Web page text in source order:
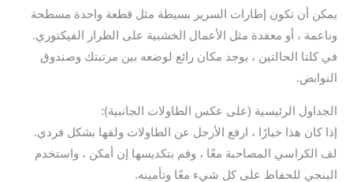
يمكن أن تكون إطارات السرير بسيطة مثل قطعة واحدة مسطحة
وناعمة ، أو معقدة مثل الأعمال الخشبية على الطراز الفيكتوري.
في كلتا الحالتين ، يوجد مكان رائع لوضعه بين مرتبتك وصندوق
النوابض.
الجداول الرئيسية (على عكس الطاولات الجانبية):
إذا كان هذا خيارًا ، ارفع الأرجل عن الطاولات ولفها بشكل فردي.
لف الكراسي المصاحبة معًا ، وقم بتكديسها إن أمكن ، واستخدم
البنجي للحفاظ على كل شيء معًا وتأمينه.